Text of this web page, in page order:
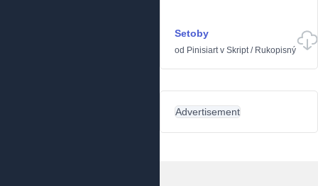
Setoby
od Pinisiartv Skript/ Rukopisný
Advertisement